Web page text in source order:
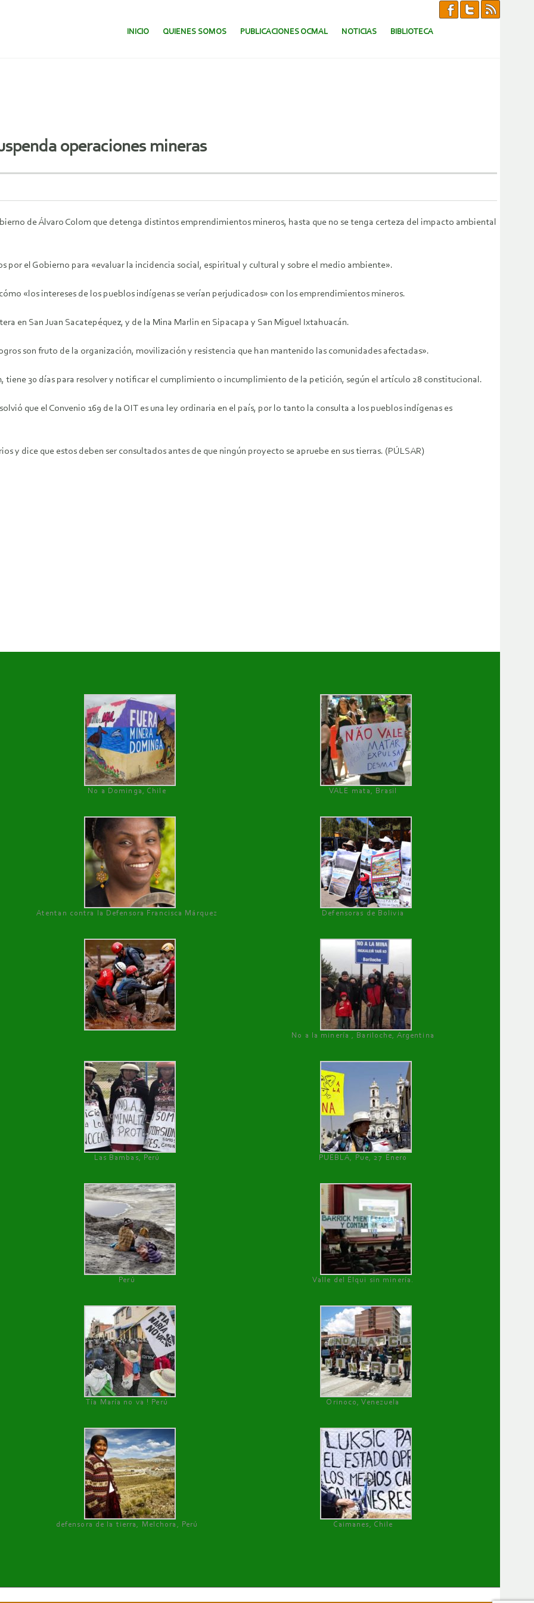
SALTAR AL CONTENIDO.
INICIO QUIENES SOMOS PUBLICACIONES OCMAL NOTICIAS BIBLIOTECA
operaciones mineras
de Álvaro Colom que detenga distintos emprendimientos mineros, hasta que no se tenga certeza del impacto ambiental
por el Gobierno para «evaluar la incidencia social, espiritual y cultural y sobre el medio ambiente».
«los intereses de los pueblos indígenas se verían perjudicados» con los emprendimientos mineros.
en San Juan Sacatepéquez, y de la Mina Marlin en Sipacapa y San Miguel Ixtahuacán.
son fruto de la organización, movilización y resistencia que han mantenido las comunidades afectadas».
tiene 30 días para resolver y notificar el cumplimiento o incumplimiento de la petición, según el artículo 28 constitucional.
que el Convenio 169 de la OIT es una ley ordinaria en el país, por lo tanto la consulta a los pueblos indígenas es
y dice que estos deben ser consultados antes de que ningún proyecto se apruebe en sus tierras. (PÚLSAR)
No a Dominga, Chile
VALE mata, Brasil
Atentan contra la Defensora Francisca Márquez Defensoras de Bolivia
No a la minería , Bariloche, Argentina
Las Bambas, Perú PUEBLA, Pue, 27 Enero
Perú Valle del Elqui sin minería.
Tía María no va ! Perú Orinoco, Venezuela
defensora de la tierra, Melchora, Perú Caimanes, Chile